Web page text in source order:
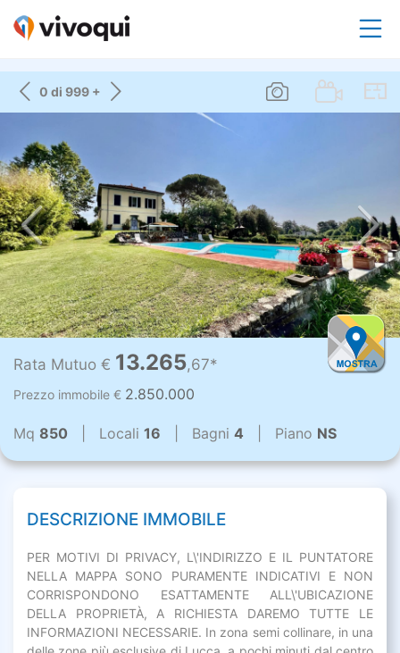
0 di 999 +
Rata Mutuo € 13.265,67*
Prezzo immobile € 2.850.000
Mq 850 | Locali 16 | Bagni 4 | Piano NS
DESCRIZIONE IMMOBILE
PER MOTIVI DI PRIVACY, L\'INDIRIZZO E IL PUNTATORE
NELLA MAPPA SONO PURAMENTE INDICATIVI E NON
CORRISPONDONO ESATTAMENTE ALL\'UBICAZIONE
DELLA PROPRIETÀ, A RICHIESTA DAREMO TUTTE LE
INFORMAZIONI NECESSARIE. In zona semi collinare, in una